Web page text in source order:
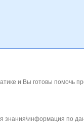
и Вы готовы помочь
знания\информация по